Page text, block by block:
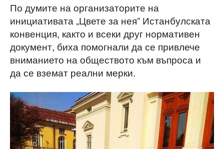
По думите на организаторите на
инициативата „Цвете за нея” Истанбулската
конвенция, както и всеки друг нормативен
документ, биха помогнали да се привлече
вниманието на обществото към въпроса и
да се вземат реални мерки.